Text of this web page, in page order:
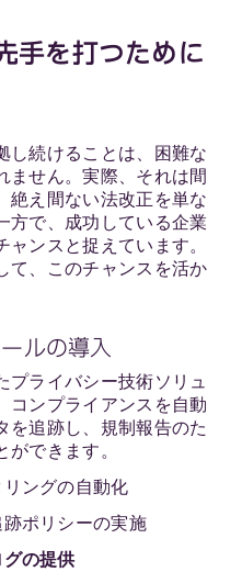
手を打つために
し続けることは、困難な
ません。実際、それは間
絶え間ない法改正を単な
方で、成功している企業
ンスと捉えています。
て、このチャンスを活か
ルの導入
プライバシー技術ソリュ
コンプライアンスを自動
を追跡し、規制報告のた
できます。
ングの自動化
ポリシーの実施
の提供